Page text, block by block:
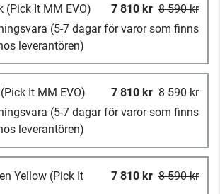
(Pick It MM EVO) 7 810 kr 8 590 kr
(5-7 dagar för varor som finns
leverantören)
It MM EVO) 7 810 kr 8 590 kr
(5-7 dagar för varor som finns
leverantören)
Yellow (Pick It
7 810 kr 8 590 kr